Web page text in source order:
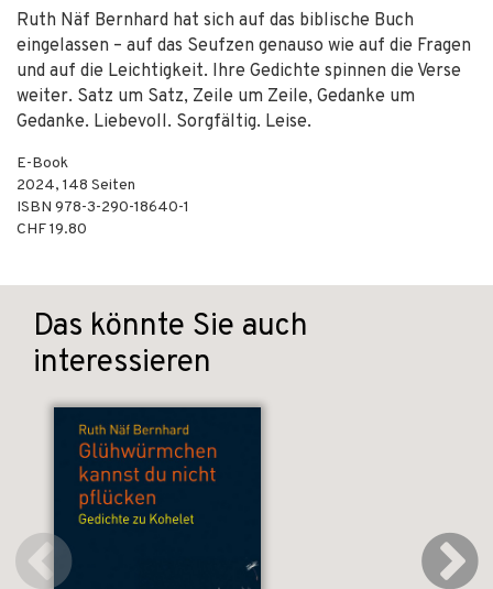
Ruth Näf Bernhard hat sich auf das biblische Buch
eingelassen – auf das Seufzen genauso wie auf die Fragen
und auf die Leichtigkeit. Ihre Gedichte spinnen die Verse
weiter. Satz um Satz, Zeile um Zeile, Gedanke um
Gedanke. Liebevoll. Sorgfältig. Leise.
E-Book
2024, 148 Seiten
ISBN 978-3-290-18640-1
CHF 19.80
Das könnte Sie auch
interessieren